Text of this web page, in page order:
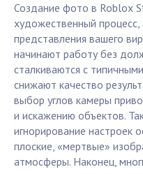
Создание фото в Roblox
художественный процесс,
представления вашего
начинают работу без
сталкиваются с
снижают качество
выбор углов камеры
и искажению объектов.
игнорирование настроек
плоские, «мертвые»
атмосферы. Наконец,